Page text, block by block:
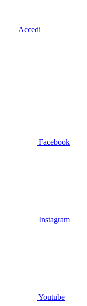
Accedi
Facebook
Instagram
Youtube